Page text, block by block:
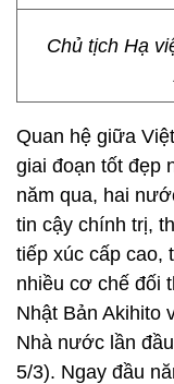
Chủ tịch Hạ
Quan hệ giữa
giai đoạn tốt đẹp
năm qua, hai
tin cậy chính trị,
tiếp xúc cấp cao,
nhiều cơ chế đối
Nhật Bản Akihito
Nhà nước lần
5/3). Ngay đầu